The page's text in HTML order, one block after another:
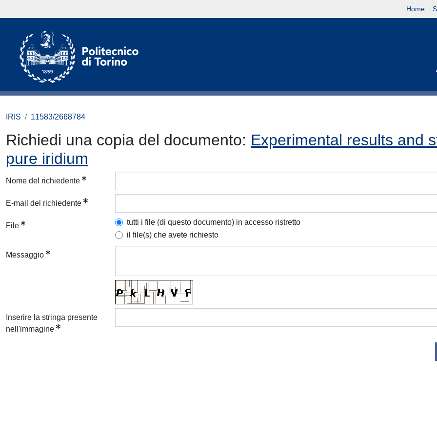
Home
IRIS 11583/2668784
Richiedi una copia del documento: Experimental results and
pure iridium
Nome del richiedente
E-mail del richiedente
File
tutti i file (di questo documento) in accesso ristretto
il file(s) che avete richiesto
Messaggio
Inserire la stringa presente
nell'immagine